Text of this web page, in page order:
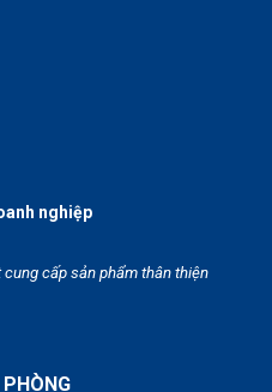
nghiệp
cung cấp sản phẩm thân thiện
PHÒNG